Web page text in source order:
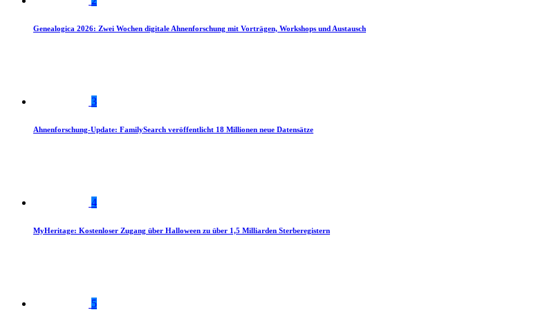
Genealogica 2026: Zwei Wochen digitale Ahnenforschung mit Vorträgen, Workshops und Austausch
3
Ahnenforschung-Update: FamilySearch veröffentlicht 18 Millionen neue Datensätze
4
MyHeritage: Kostenloser Zugang über Halloween zu über 1,5 Milliarden Sterberegistern
5